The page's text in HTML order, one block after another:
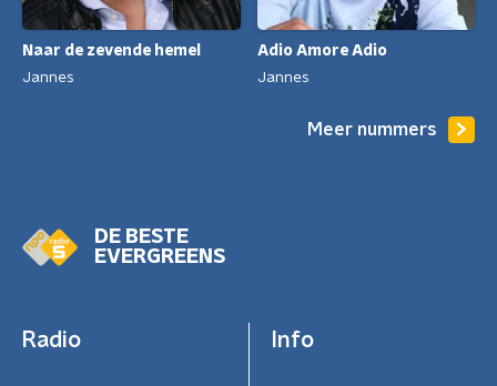
Naar de zevende hemel
Jannes
Adio Amore Adio
Jannes
Meer nummers
DE BESTE
EVERGREENS
Radio Info